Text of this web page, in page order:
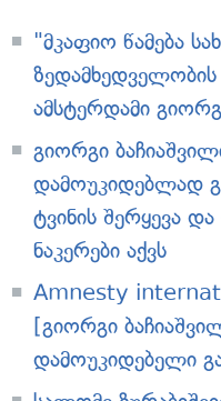
"მკაფიო წამება
ამსტერდამი
გიორგი
დამოუკიდებლად
ტვინის შერყევა
ნაკერები აქვს
Amnesty
[გიორგი
დამოუკიდებელი